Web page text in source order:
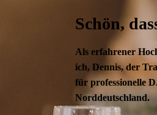
Schön,
Als erfahrener
ich, Dennis, der
für professionelle
Norddeutschland.